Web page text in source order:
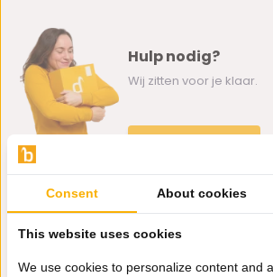
Hulp nodig?
Wij zitten voor je klaar.
Consent About cookies
This website uses cookies
We use cookies to personalize content and